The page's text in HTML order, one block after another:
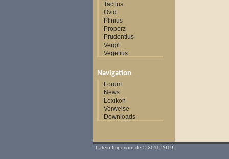
Tacitus
Ovid
Plinius
Properz
Prudentius
Vergil
Vegetius
Navigation
Forum
News
Lexikon
Verweise
Downloads
Latein-Imperium.de © 2011-2019